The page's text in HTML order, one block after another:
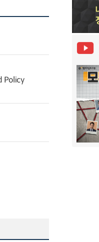
Policy